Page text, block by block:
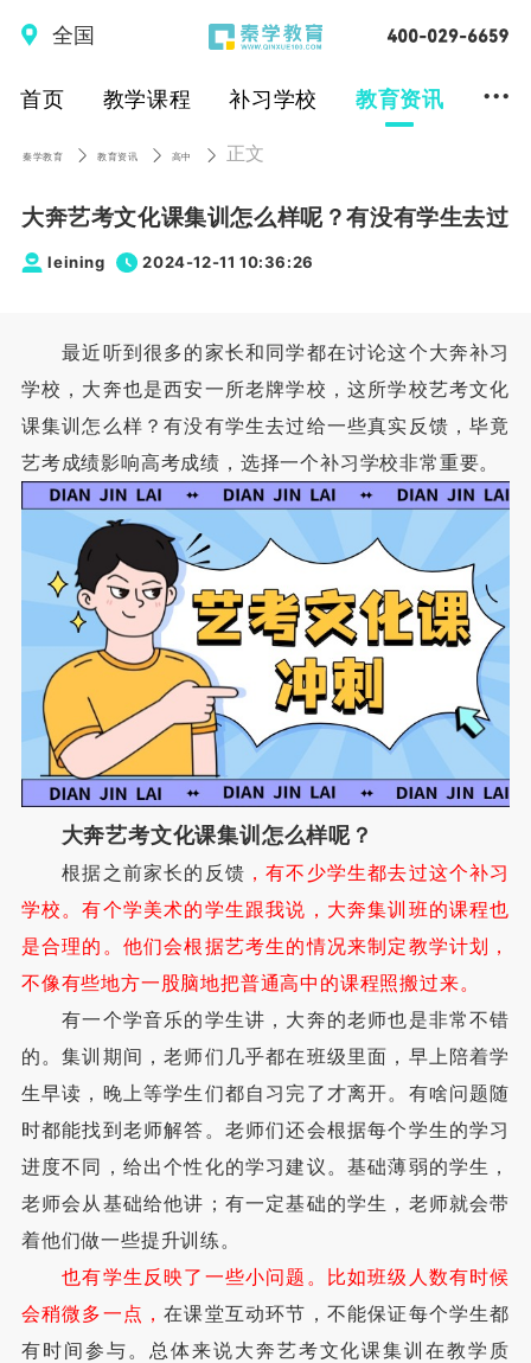
全国
首页 教学课程 补习学校 教育资讯 ...
秦学教育 教育资讯 高中 正文
大奔艺考文化课集训怎么样呢？有没有学生去过
leining 2024-12-11 10:36:26
最近听到很多的家长和同学都在讨论这个大奔补习
学校，大奔也是西安一所老牌学校，这所学校艺考文化
课集训怎么样？有没有学生去过给一些真实反馈，毕竟
艺考成绩影响高考成绩，选择一个补习学校非常重要。
大奔艺考文化课集训怎么样呢？
根据之前家长的反馈 ，有不少学生都去过这个补习
学校。有个学美术的学生跟我说，大奔集训班的课程也
是合理的。他们会根据艺考生的情况来制定教学计划，
不像有些地方一股脑地把普通高中的课程照搬过来。
有一个学音乐的学生讲，大奔的老师也是非常不错
的。集训期间，老师们几乎都在班级里面，早上陪着学
生早读，晚上等学生们都自习完了才离开。有啥问题随
时都能找到老师解答。老师们还会根据每个学生的学习
进度不同，给出个性化的学习建议。基础薄弱的学生，
老师会从基础给他讲；有一定基础的学生，老师就会带
着他们做一些提升训练。
也有学生反映了一些小问题。比如班级人数有时候
会稍微多一点，在课堂互动环节，不能保证每个学生都
有时间参与。总体来说大奔艺考文化课集训在教学质